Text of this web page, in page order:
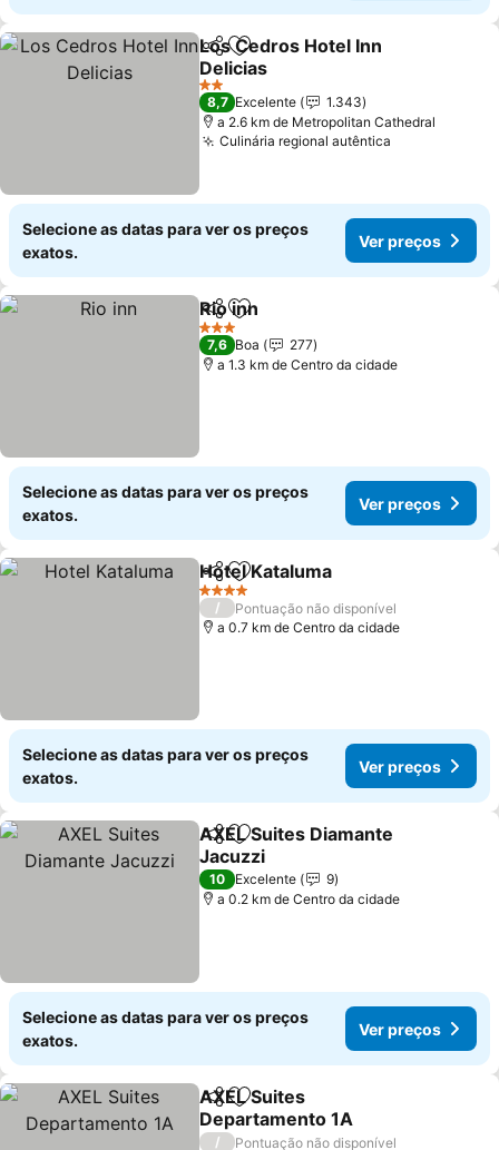
PartilharAdicionar aos favoritos
Los Cedros Hotel Inn
Delicias
Ver preços
2 Estrelas
8,7 Excelente
1.343
a 2.6 km de Metropolitan Cathedral
Culinária regional autêntica
Selecione as datas para ver os preços
exatos.
Ver preços
PartilharAdicionar aos favoritos
Rio inn
3 Estrelas
7,6 Boa
277
a 1.3 km de Centro da cidade
Selecione as datas para ver os preços
exatos.
Ver preços
PartilharAdicionar aos favoritos
Hotel Kataluma
4 Estrelas
/
Pontuação não disponível
a 0.7 km de Centro da cidade
Selecione as datas para ver os preços
exatos.
Ver preços
PartilharAdicionar aos favoritos
AXEL Suites Diamante
Jacuzzi
Ver preços
10 Excelente
9
a 0.2 km de Centro da cidade
Selecione as datas para ver os preços
exatos.
Ver preços
PartilharAdicionar aos favoritos
AXEL Suites
Departamento 1A
Ver preços
/ Pontuação não disponível